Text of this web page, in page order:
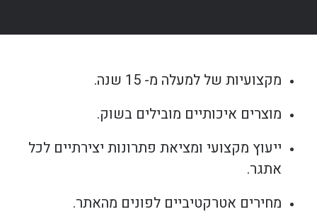
מקצועיות של למעלה מ- 15 שנה.
מוצרים איכותיים מובילים בשוק.
ייעוץ מקצועי ומציאת פתרונות יצירתיים לכל
אתגר.
מחירים אטרקטיביים לפונים מהאתר.